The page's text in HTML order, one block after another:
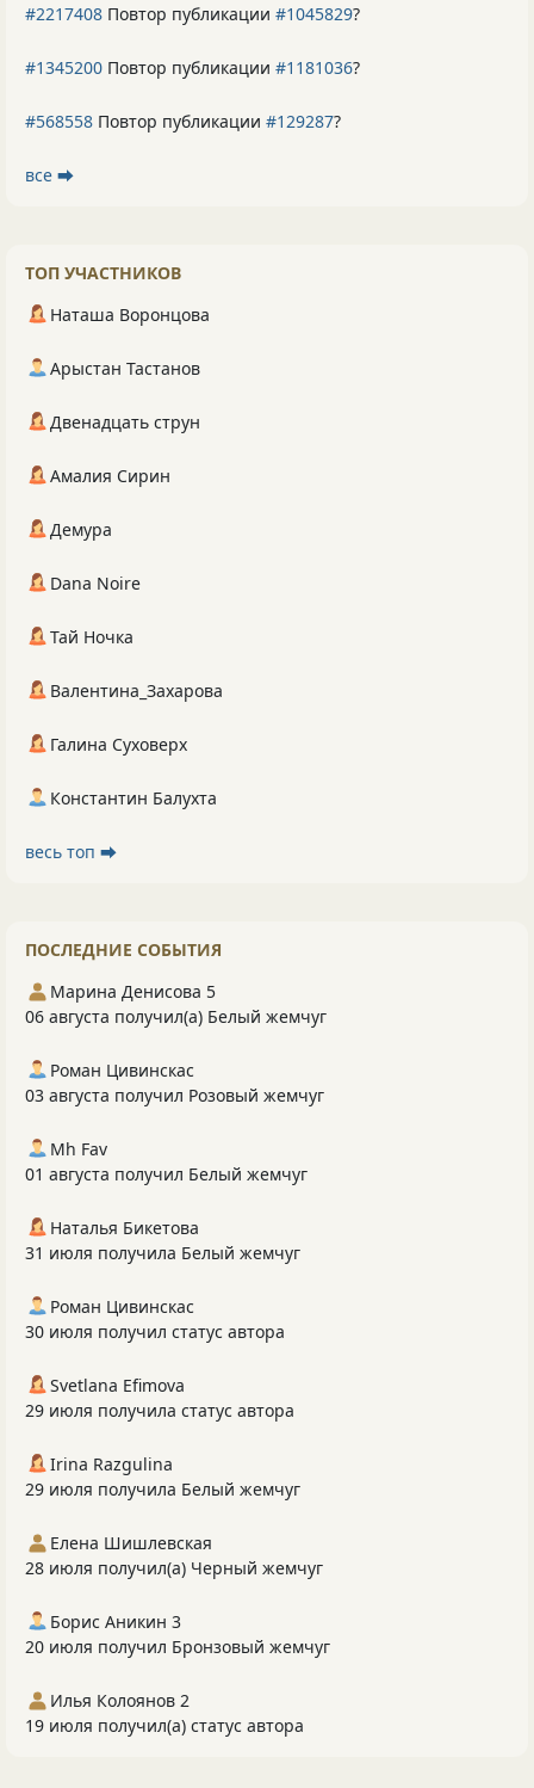
#2217408 Повтор публикации #1045829?
#1345200 Повтор публикации #1181036?
#568558 Повтор публикации #129287?
все ⮕
ТОП УЧАСТНИКОВ
Наташа Воронцова
Арыстан Тастанов
Двенадцать струн
Амалия Сирин
Демура
Dana Noire
Тай Ночка
Валентина_Захарова
Галина Суховерх
Константин Балухта
весь топ ⮕
ПОСЛЕДНИЕ СОБЫТИЯ
Марина Денисова 5
06 августа получил(а) Белый жемчуг
Роман Цивинскас
03 августа получил Розовый жемчуг
Mh Fav
01 августа получил Белый жемчуг
Наталья Бикетова
31 июля получила Белый жемчуг
Роман Цивинскас
30 июля получил статус автора
Svetlana Efimova
29 июля получила статус автора
Irina Razgulina
29 июля получила Белый жемчуг
Елена Шишлевская
28 июля получил(а) Черный жемчуг
Борис Аникин 3
20 июля получил Бронзовый жемчуг
Илья Колоянов 2
19 июля получил(а) статус автора